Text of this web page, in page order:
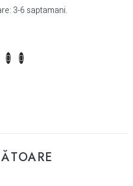
3-6 saptamani.